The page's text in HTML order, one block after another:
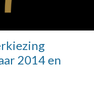
2014 en